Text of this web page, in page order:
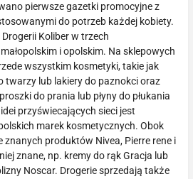
pierwsze gazetki promocyjne z
do potrzeb każdej kobiety.
Koliber w trzech
i opolskim. Na sklepowych
wszystkim kosmetyki, takie jak
twarzy lub lakiery do paznokci oraz
do prania lub płyny do płukania
przyświecających sieci jest
marek kosmetycznych. Obok
produktów Nivea, Pierre rene i
znane, np. kremy do rąk Gracja lub
Noscar. Drogerie sprzedają także